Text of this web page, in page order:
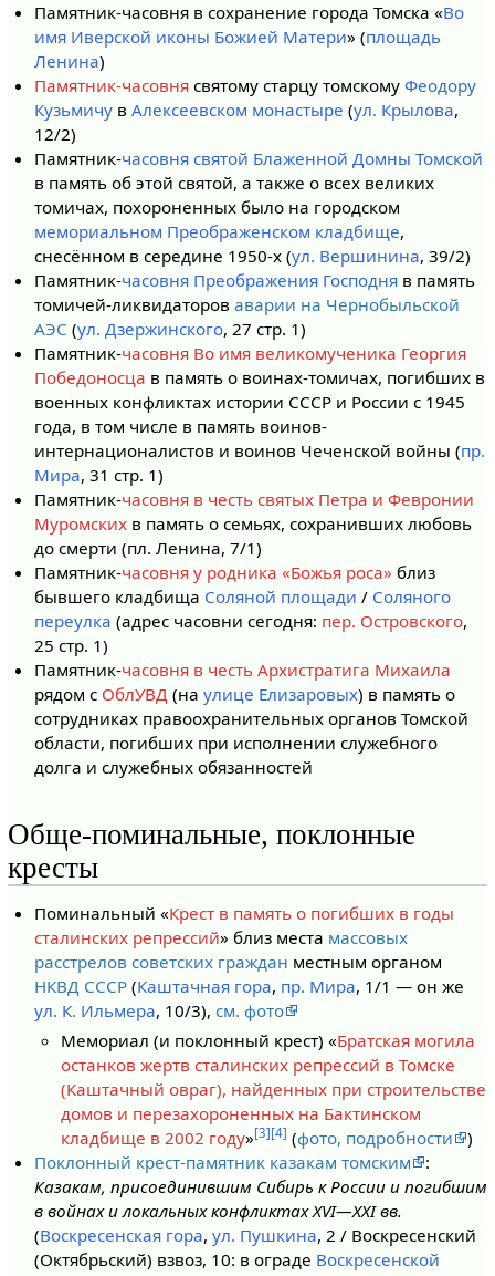
Памятник-часовня в сохранение города Томска «Во
имя Иверской иконы Божией Матери» (площадь
Ленина)
Памятник-часовня святому старцу томскомуФеодору
Кузьмичу вАлексеевском монастыре (ул. Крылова,
12/2)
Памятник-часовня святой Блаженной Домны Томской
в память об этой святой, а также о всех великих
томичах, похороненных было на городском
мемориальном Преображенском кладбище,
снесённом в середине 1950-х (ул. Вершинина, 39/2)
Памятник-часовня Преображения Господня в память
томичей-ликвидатороваварии на Чернобыльской
АЭС (ул. Дзержинского, 27 стр. 1)
Памятник-часовня Во имя великомученика Георгия
Победоносца в память о воинах-томичах, погибших в
военных конфликтах истории СССР и России с 1945
года, в том числе в память воинов-
интернационалистов и воинов Чеченской войны (пр.
Мира, 31 стр. 1)
Памятник-часовня в честь святых Петра и Февронии
Муромских в память о семьях, сохранивших любовь
до смерти (пл. Ленина, 7/1)
Памятник-часовня у родника «Божья роса» близ
бывшего кладбища Соляной площади / Соляного
переулка (адрес часовни сегодня: пер. Островского,
25 стр. 1)
Памятник-часовня в честь Архистратига Михаила
рядом с ОблУВД (наулице Елизаровых) в память о
сотрудниках правоохранительных органов Томской
области, погибших при исполнении служебного
долга и служебных обязанностей
Обще-поминальные, поклонные
кресты
Поминальный «Крест в память о погибших в годы
сталинских репрессий» близ места массовых
расстрелов советских граждан местным органом
НКВД СССР (Каштачная гора, пр. Мира, 1/1 — он же
ул. К. Ильмера, 10/3),см. фото
Мемориал (и поклонный крест) «Братская могила
останков жертв сталинских репрессий в Томске
(Каштачный овраг), найденных при строительстве
домов и перезахороненных на Бактинском
кладбище в 2002 году»[3][4] (фото, подробности
)
Поклонный крест-памятник казакам томским
:
Казакам, присоединившим Сибирь к России и погибшим
в войнах и локальных конфликтах XVI—XXI вв.
(Воскресенская гора,ул. Пушкина, 2 / Воскресенский
(Октябрьский) взвоз, 10: в ограде Воскресенской